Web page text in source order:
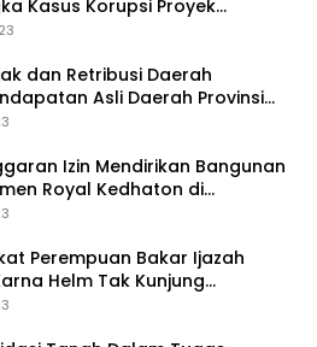
Kasus Korupsi Proyek
dan Jasa
dan Retribusi Daerah
Asli Daerah Provinsi
Izin Mendirikan Bangunan
Royal Kedhaton di
Perempuan Bakar Ijazah
Helm Tak Kunjung